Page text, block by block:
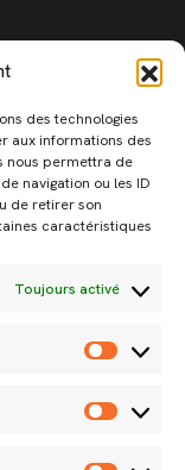
des technologies
aux informations des
nous permettra de
navigation ou les ID
de retirer son
caractéristiques
Toujours activé